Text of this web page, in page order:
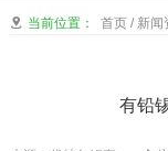
 当前位置： 首页 / 新闻
有铅